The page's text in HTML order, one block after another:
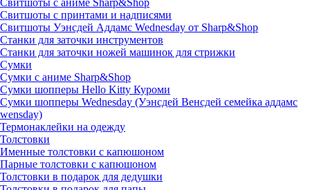
Свитшоты с аниме Sharp&Shop
Свитшоты с принтами и надписями
Свитшоты Уэнсдей Аддамс Wednesday от Sharp&Shop
Станки для заточки инструментов
Станки для заточки ножей машинок для стрижки
Сумки
Сумки с аниме Sharp&Shop
Сумки шопперы Hello Kitty Куроми
Сумки шопперы Wednesday (Уэнсдей Венсдей семейка аддамс
wensday)
Термонаклейки на одежду
Толстовки
Именные толстовки с капюшоном
Парные толстовки с капюшоном
Толстовки в подарок для дедушки